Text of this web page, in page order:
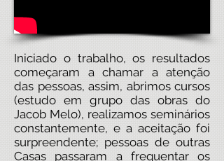
Iniciado o trabalho, os resultados
começaram a chamar a atenção
das pessoas, assim, abrimos cursos
(estudo em grupo das obras do
Jacob Melo), realizamos seminários
constantemente, e a aceitação foi
surpreendente; pessoas de outras
Casas passaram a frequentar os